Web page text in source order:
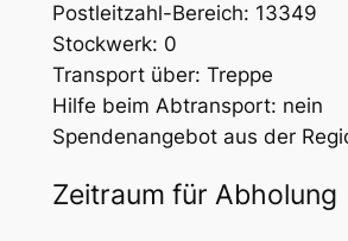
Postleitzahl-Bereich: 13349
Stockwerk: 0
Transport über: Treppe
Hilfe beim Abtransport: nein
Spendenangebot aus der
Zeitraum für Abholung